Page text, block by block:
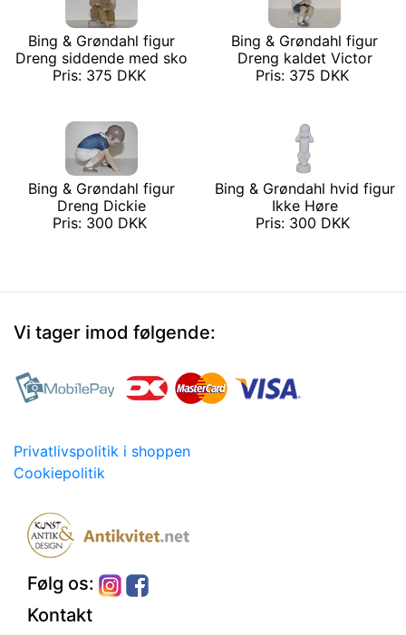
Bing & Grøndahl figur
Dreng siddende med sko
Pris: 375 DKK
Bing & Grøndahl figur
Dreng kaldet Victor
Pris: 375 DKK
Bing & Grøndahl figur
Dreng Dickie
Pris: 300 DKK
Bing & Grøndahl hvid figur
Ikke Høre
Pris: 300 DKK
Vi tager imod følgende:
Privatlivspolitik i shoppen
Cookiepolitik
Følg os:
Kontakt